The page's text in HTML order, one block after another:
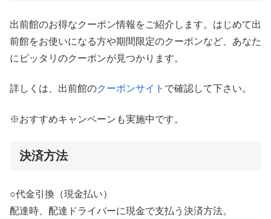
出前館のお得なクーポン情報をご紹介します。はじめて出
前館をお使いになる方や期間限定のクーポンなど、あなた
にピッタリのクーポンが見つかります。
詳しくは、出前館のクーポンサイト で確認して下さい。
※おすすめキャンペーンも実施中です。
決済方法
○代金引換（現金払い）
配達時、配達ドライバーに現金で支払う決済方法。